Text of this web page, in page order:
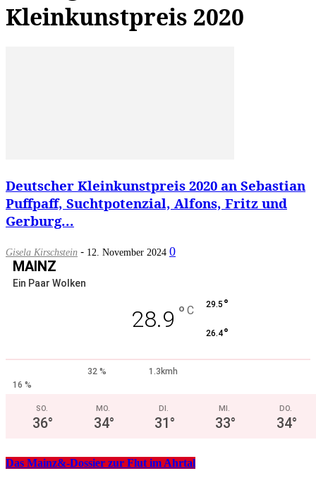
Kleinkunstpreis 2020
Deutscher Kleinkunstpreis 2020 an Sebastian
Puffpaff, Suchtpotenzial, Alfons, Fritz und
Gerburg...
Gisela Kirschstein - 12. November 2024 0
MAINZ
Ein Paar Wolken
28.9 ° C 29.5 °
26.4°
32 %
1.3kmh
16 %
SO.
36°
MO.
34°
DI.
31°
MI.
33°
DO.
34°
Das Mainz&-Dossier zur Flut im Ahrtal